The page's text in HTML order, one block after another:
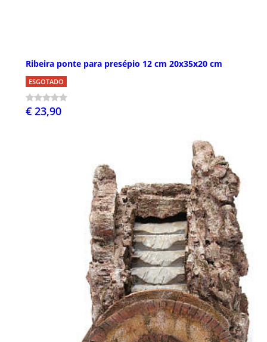
Ribeira ponte para presépio 12 cm 20x35x20 cm
ESGOTADO
€ 23,90